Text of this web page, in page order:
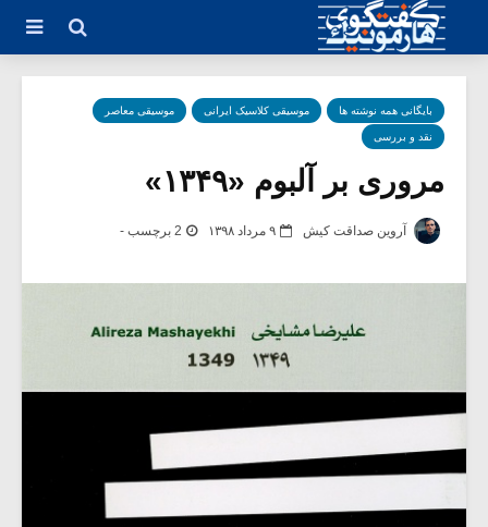
بایگانی همه نوشته ها موسیقی کلاسیک ایرانی موسیقی معاصر
نقد و بررسی
مروری بر آلبوم «۱۳۴۹»
آروین صداقت کیش ۹ مرداد ۱۳۹۸ 2 برچسب -